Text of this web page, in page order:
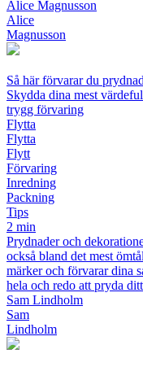
Alice Magnusson
Alice
Magnusson
Så här förvarar du
Skydda dina mest
trygg förvaring
Flytta
Flytta
Flytt
Förvaring
Inredning
Packning
Tips
2 min
Prydnader och
också bland det mest
märker och förvarar dina
hela och redo att pryda
Sam Lindholm
Sam
Lindholm